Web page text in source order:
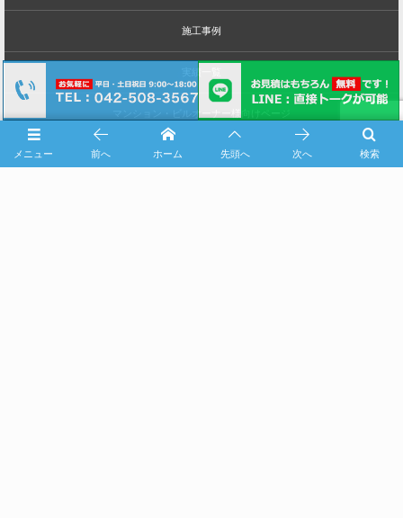
施工事例
マンション・ビルオーナー様向けページ
ホテル・宿泊施設運営会社様向けサービス
メニュー 検索
前へ ホーム 先頭へ 次へ